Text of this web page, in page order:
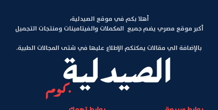
أهلا بكم في موقع الصيدلية،
أكبر موقع مصري يضم جميع المكملات والفيتامينات ومنتجات التجميل
بالإضافة الي مقالات يمكنكم الإطلاع عليها في شتى المجالات الطبية.